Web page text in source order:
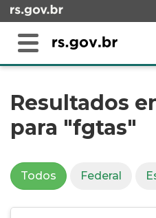
para
conteúdo
menu
busca
Alterna
conteúdo
Resultados
para "fgtas"
Todos Federal